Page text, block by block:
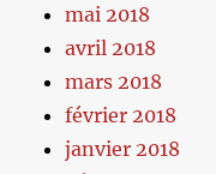
mai 2018
avril 2018
mars 2018
février 2018
janvier 2018